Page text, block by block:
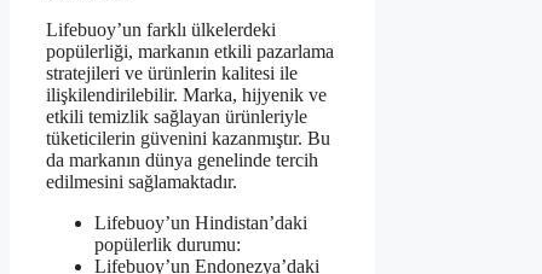
Lifebuoy’un farklı ülkelerdeki
popülerliği, markanın etkili pazarlama
stratejileri ve ürünlerin kalitesi ile
ilişkilendirilebilir. Marka, hijyenik ve
etkili temizlik sağlayan ürünleriyle
tüketicilerin güvenini kazanmıştır. Bu
da markanın dünya genelinde tercih
edilmesini sağlamaktadır.
Lifebuoy’un Hindistan’daki
popülerlik durumu:
Lifebuoy’un Endonezya’daki